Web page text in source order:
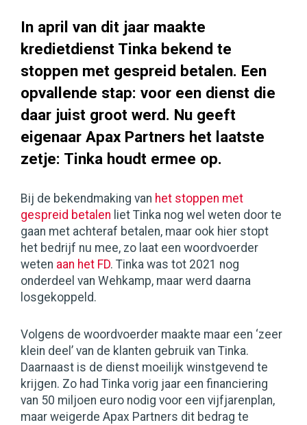
In april van dit jaar maakte
kredietdienst Tinka bekend te
stoppen met gespreid betalen. Een
opvallende stap: voor een dienst die
daar juist groot werd. Nu geeft
eigenaar Apax Partners het laatste
zetje: Tinka houdt ermee op.
Bij de bekendmaking van het stoppen met
gespreid betalen liet Tinka nog wel weten door te
gaan met achteraf betalen, maar ook hier stopt
het bedrijf nu mee, zo laat een woordvoerder
weten aan het FD. Tinka was tot 2021 nog
onderdeel van Wehkamp, maar werd daarna
losgekoppeld.
Volgens de woordvoerder maakte maar een ‘zeer
klein deel’ van de klanten gebruik van Tinka.
Daarnaast is de dienst moeilijk winstgevend te
krijgen. Zo had Tinka vorig jaar een financiering
van 50 miljoen euro nodig voor een vijfjarenplan,
maar weigerde Apax Partners dit bedrag te